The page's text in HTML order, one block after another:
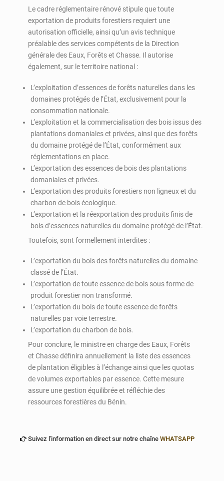
Le cadre réglementaire rénové stipule que toute
exportation de produits forestiers requiert une
autorisation officielle, ainsi qu’un avis technique
préalable des services compétents de la Direction
générale des Eaux, Forêts et Chasse. Il autorise
également, sur le territoire national :
L’exploitation d’essences de forêts naturelles dans les
domaines protégés de l’État, exclusivement pour la
consommation nationale.
L’exploitation et la commercialisation des bois issus des
plantations domaniales et privées, ainsi que des forêts
du domaine protégé de l’État, conformément aux
réglementations en place.
L’exportation des essences de bois des plantations
domaniales et privées.
L’exportation des produits forestiers non ligneux et du
charbon de bois écologique.
L’exportation et la réexportation des produits finis de
bois d’essences naturelles du domaine protégé de l’État.
Toutefois, sont formellement interdites :
L’exportation du bois des forêts naturelles du domaine
classé de l’État.
L’exportation de toute essence de bois sous forme de
produit forestier non transformé.
L’exportation du bois de toute essence de forêts
naturelles par voie terrestre.
L’exportation du charbon de bois.
Pour conclure, le ministre en charge des Eaux, Forêts
et Chasse définira annuellement la liste des essences
de plantation éligibles à l’échange ainsi que les quotas
de volumes exportables par essence. Cette mesure
assure une gestion équilibrée et réfléchie des
ressources forestières du Bénin.
Suivez l'information en direct sur notre chaîne WHATSAPP